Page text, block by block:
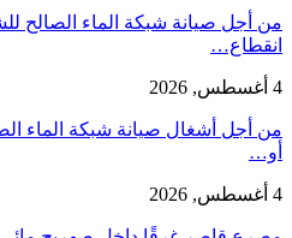
من أجل صيانة شبكة الماء الصالح
انقطاع…
4 أغسطس, 2026
من أجل أشغال صيانة شبكة الماء
أو…
4 أغسطس, 2026